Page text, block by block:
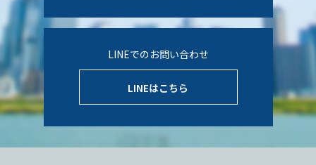
LINEでのお問い合わせ
LINEはこちら